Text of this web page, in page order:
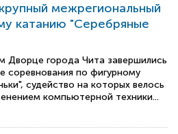
межрегиональный
катанию "Серебряные
Дворце города Чита завершились
соревнования по фигурному
судейство на которых велось
компьютерной техники...